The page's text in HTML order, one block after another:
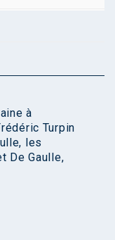
à
Turpin
les
De Gaulle,